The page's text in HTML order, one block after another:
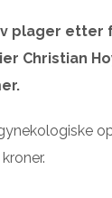
plager
Christian